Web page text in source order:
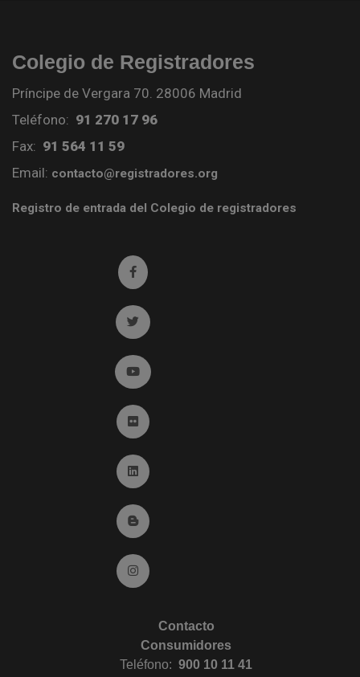
Colegio de Registradores
Príncipe de Vergara 70. 28006 Madrid
Teléfono: 91 270 17 96
Fax: 91 564 11 59
Email: contacto@registradores.org
Registro de entrada del Colegio de registradores
Ir a facebook (abre en ventana nueva)
Ir a twitter (abre en ventana nueva)
Ir a YouTube (abre en ventana nueva)
Ir a Flickr (abre en ventana nueva)
Ir a Linkedin (abre en ventana nueva)
Ir al Blog (abre en ventana nueva)
Ir a Instagram (abre en ventana nueva)
Contacto
Consumidores
Teléfono: 900 10 11 41